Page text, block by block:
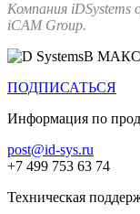
Компания iDSystems
iCAM Group.
В МАКС
ПОДПИСАТЬСЯ
Информация по
post@id-sys.ru
+7 499 753 63 74
Техническая